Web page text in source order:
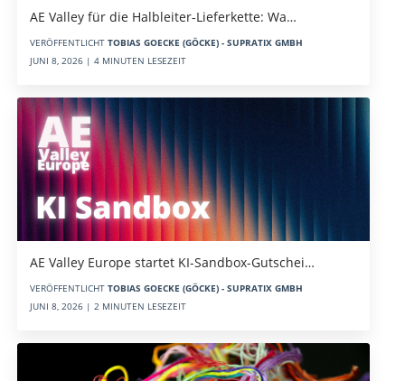
AE Valley für die Halbleiter-Lieferkette: Wa…
VERÖFFENTLICHT TOBIAS GOECKE (GÖCKE) - SUPRATIX GMBH
JUNI 8, 2026 | 4 MINUTEN LESEZEIT
AE Valley Europe startet KI-Sandbox-Gutschei…
VERÖFFENTLICHT TOBIAS GOECKE (GÖCKE) - SUPRATIX GMBH
JUNI 8, 2026 | 2 MINUTEN LESEZEIT